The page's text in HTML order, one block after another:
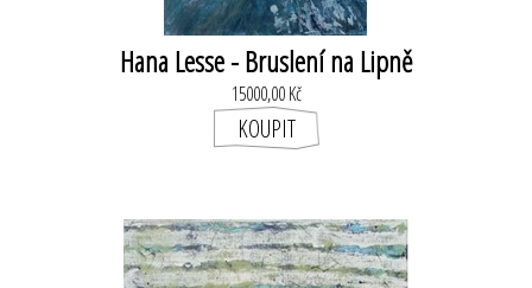
Hana Lesse - Bruslení na Lipně
15000,00 Kč